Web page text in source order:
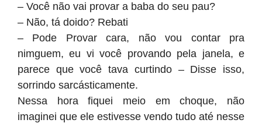
– Você não vai provar a baba do seu pau?
– Não, tá doido? Rebati
– Pode Provar cara, não vou contar pra
nimguem, eu vi você provando pela janela, e
parece que você tava curtindo – Disse isso,
sorrindo sarcásticamente.
Nessa hora fiquei meio em choque, não
imaginei que ele estivesse vendo tudo até nesse